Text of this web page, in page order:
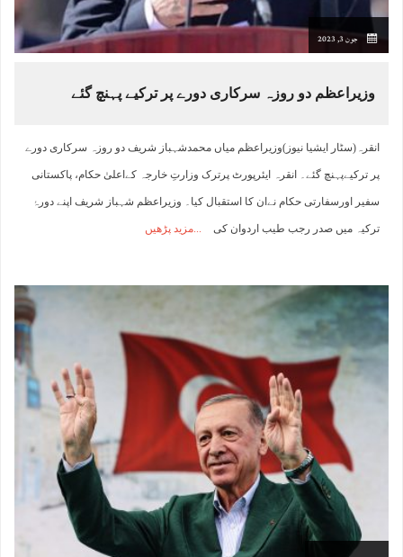
جون 3, 2023
وزیراعظم دو روزہ سرکاری دورے پر ترکیے پہنچ گئے
انقرہ(سٹار ایشیا نیوز)وزیراعظم میاں محمدشہباز شریف دو روزہ سرکاری دورے
پر ترکیےپہنچ گئے۔ انقرہ ایئرپورٹ پرترک وزارتِ خارجہ کےاعلیٰ حکام، پاکستانی
سفیر اورسفارتی حکام نےان کا استقبال کیا۔ وزیراعظم شہباز شریف اپنے دورۂ
ترکیہ میں صدر رجب طیب اردوان کی مزید پڑھیں